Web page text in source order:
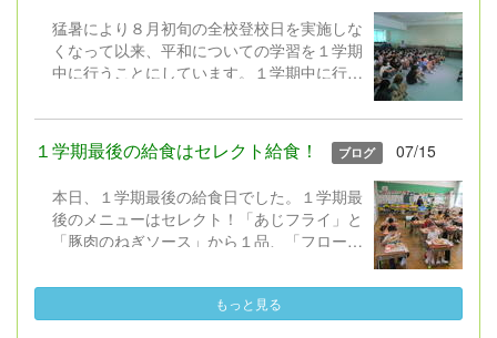
せＤａｙは、９月２４日（木）からスター
ト。またステキな本やお話と出会えますよう
に。
猛暑により８月初旬の全校登校日を実施しな
くなって以来、平和についての学習を１学期
中に行うことにしています。１学期中に行う
「戦争」や「平和」に関する番組を、それぞ
れの児童が思いを持ちながら視聴し、平和に
ついて考えを深められるようになればという
習を行いました。米倉斉加年 作の絵本「お
となになれなかった弟たちに...」を題材に、
挿絵を映し出しながら、５・６年担任と教務
で読み聞かせました（校長はピアノBGMと
歌...）。 子どもたちはぐっと集中しな
１学期最後の給食はセレクト給食！ ブログ 07/15
本日、１学期最後の給食日でした。１学期最
後のメニューはセレクト！「あじフライ」と
「豚肉のねぎソース」から１品、「フローズ
品、事前に選んだものを食べます。セレクト
する以外の共通のメニューは、「わかめご
もっと見る